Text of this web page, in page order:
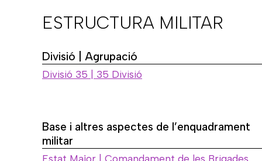
ESTRUCTURA MILITAR
Divisió | Agrupació
Divisió 35 | 35 Divisió
Base i altres aspectes de l’enquadrament
militar
Estat Major | Comandament de les Brigades